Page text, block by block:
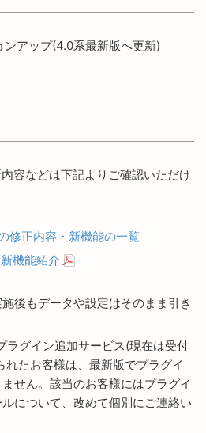
アップ(4.0系最新版へ更新)
容などは下記よりご確認いただけ
修正内容・新機能の一覧
機能紹介
後もデータや設定はそのまま引き
ラグイン追加サービス(現在は受付
れたお客様は、最新版でプラグイ
せん。該当のお客様にはプラグイ
について、改めて個別にご連絡い